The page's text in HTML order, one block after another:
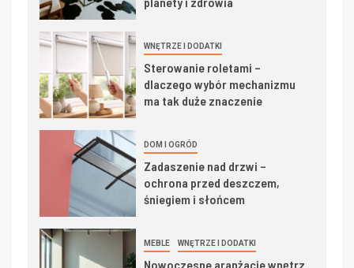
WNĘTRZE I DODATKI
Sterowanie roletami –
dlaczego wybór mechanizmu
ma tak duże znaczenie
DOM I OGRÓD
Zadaszenie nad drzwi –
ochrona przed deszczem,
śniegiem i słońcem
MEBLE WNĘTRZE I DODATKI
Nowoczesne aranżacje wnętrz